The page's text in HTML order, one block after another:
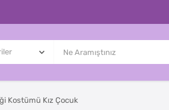
Kostümü Kız Çocuk